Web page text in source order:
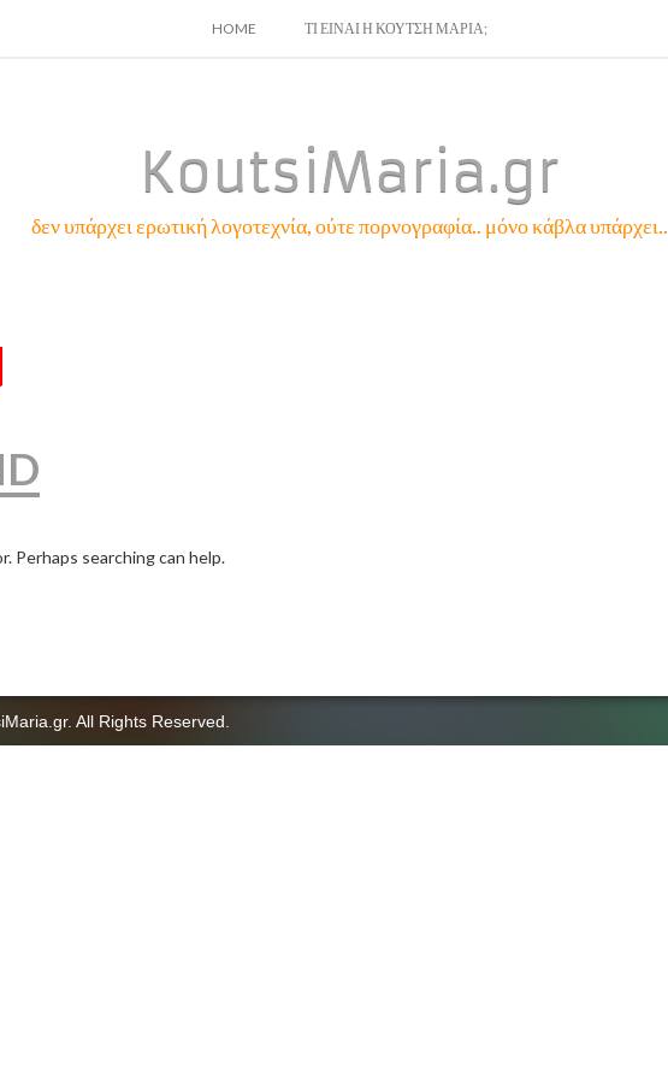
SKIP
HOME ΤΙ ΕΙΝΑΙ Η ΚΟΥΤΣΗ ΜΑΡΙΑ;
KoutsiMaria.gr
δεν υπάρχει ερωτική λογοτεχνία, ούτε πορνογραφία.. μόνο κάβλα υπάρχει..
Perhaps searching can help.
All Rights Reserved.